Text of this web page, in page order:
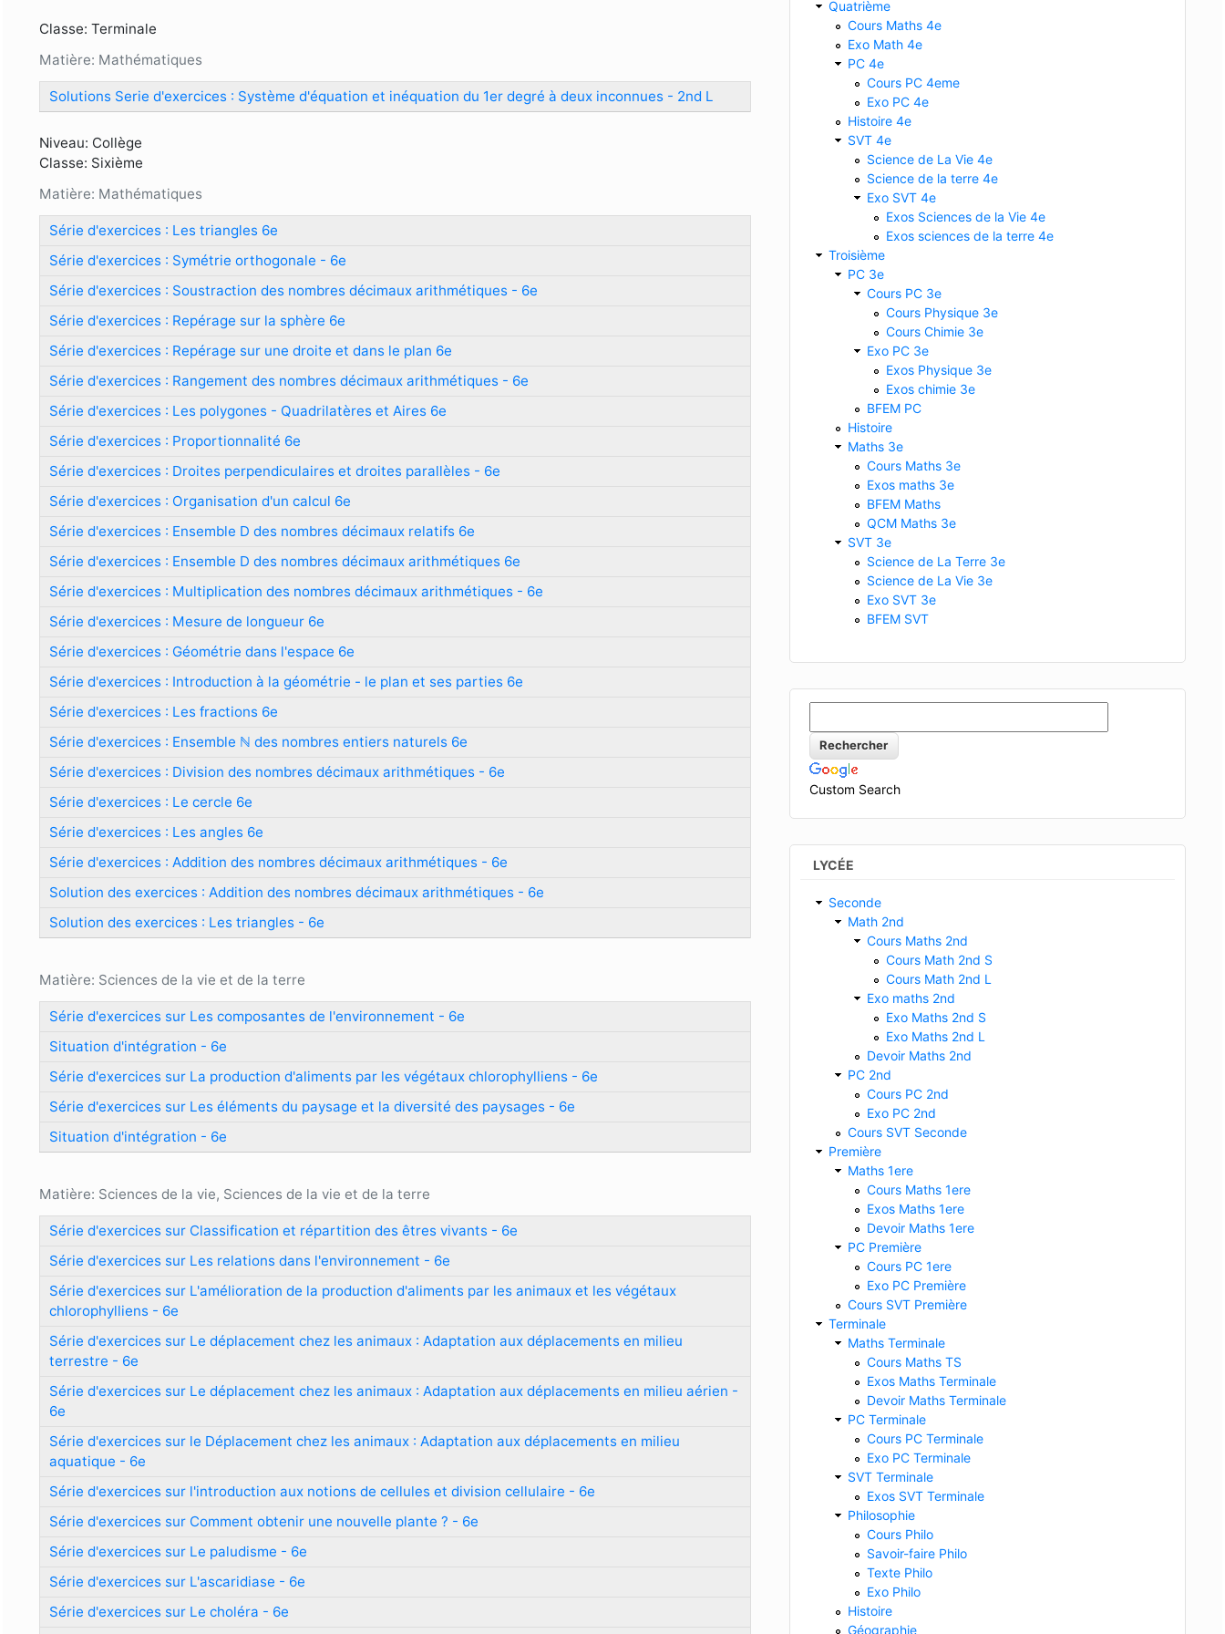
Classe: Terminale
Matière: Mathématiques
Solutions Serie d'exercices : Système d'équation et inéquation du 1er degré à deux inconnues - 2nd L
Niveau: Collège
Classe: Sixième
Matière: Mathématiques
Série d'exercices : Les triangles 6e
Série d'exercices : Symétrie orthogonale - 6e
Série d'exercices : Soustraction des nombres décimaux arithmétiques - 6e
Série d'exercices : Repérage sur la sphère 6e
Série d'exercices : Repérage sur une droite et dans le plan 6e
Série d'exercices : Rangement des nombres décimaux arithmétiques - 6e
Série d'exercices : Les polygones - Quadrilatères et Aires 6e
Série d'exercices : Proportionnalité 6e
Série d'exercices : Droites perpendiculaires et droites parallèles - 6e
Série d'exercices : Organisation d'un calcul 6e
Série d'exercices : Ensemble D des nombres décimaux relatifs 6e
Série d'exercices : Ensemble D des nombres décimaux arithmétiques 6e
Série d'exercices : Multiplication des nombres décimaux arithmétiques - 6e
Série d'exercices : Mesure de longueur 6e
Série d'exercices : Géométrie dans l'espace 6e
Série d'exercices : Introduction à la géométrie - le plan et ses parties 6e
Série d'exercices : Les fractions 6e
Série d'exercices : Ensemble ℕ des nombres entiers naturels 6e
Série d'exercices : Division des nombres décimaux arithmétiques - 6e
Série d'exercices : Le cercle 6e
Série d'exercices : Les angles 6e
Série d'exercices : Addition des nombres décimaux arithmétiques - 6e
Solution des exercices : Addition des nombres décimaux arithmétiques - 6e
Solution des exercices : Les triangles - 6e
Matière: Sciences de la vie et de la terre
Série d'exercices sur Les composantes de l'environnement - 6e
Situation d'intégration - 6e
Série d'exercices sur La production d'aliments par les végétaux chlorophylliens - 6e
Série d'exercices sur Les éléments du paysage et la diversité des paysages - 6e
Situation d'intégration - 6e
Matière: Sciences de la vie, Sciences de la vie et de la terre
Série d'exercices sur Classification et répartition des êtres vivants - 6e
Série d'exercices sur Les relations dans l'environnement - 6e
Série d'exercices sur L'amélioration de la production d'aliments par les animaux et les végétaux
chlorophylliens - 6e
Série d'exercices sur Le déplacement chez les animaux : Adaptation aux déplacements en milieu
terrestre - 6e
Série d'exercices sur Le déplacement chez les animaux : Adaptation aux déplacements en milieu aérien -
6e
Série d'exercices sur le Déplacement chez les animaux : Adaptation aux déplacements en milieu
aquatique - 6e
Série d'exercices sur l'introduction aux notions de cellules et division cellulaire - 6e
Série d'exercices sur Comment obtenir une nouvelle plante ? - 6e
Série d'exercices sur Le paludisme - 6e
Série d'exercices sur L'ascaridiase - 6e
Série d'exercices sur Le choléra - 6e
Quatrième
Cours Maths 4e
Exo Math 4e
PC 4e
Cours PC 4eme
Exo PC 4e
Histoire 4e
SVT 4e
Science de La Vie 4e
Science de la terre 4e
Exo SVT 4e
Exos Sciences de la Vie 4e
Exos sciences de la terre 4e
Troisième
PC 3e
Cours PC 3e
Cours Physique 3e
Cours Chimie 3e
Exo PC 3e
Exos Physique 3e
Exos chimie 3e
BFEM PC
Histoire
Maths 3e
Cours Maths 3e
Exos maths 3e
BFEM Maths
QCM Maths 3e
SVT 3e
Science de La Terre 3e
Science de La Vie 3e
Exo SVT 3e
BFEM SVT
Custom Search
LYCÉE
Seconde
Math 2nd
Cours Maths 2nd
Cours Math 2nd S
Cours Math 2nd L
Exo maths 2nd
Exo Maths 2nd S
Exo Maths 2nd L
Devoir Maths 2nd
PC 2nd
Cours PC 2nd
Exo PC 2nd
Cours SVT Seconde
Première
Maths 1ere
Cours Maths 1ere
Exos Maths 1ere
Devoir Maths 1ere
PC Première
Cours PC 1ere
Exo PC Première
Cours SVT Première
Terminale
Maths Terminale
Cours Maths TS
Exos Maths Terminale
Devoir Maths Terminale
PC Terminale
Cours PC Terminale
Exo PC Terminale
SVT Terminale
Exos SVT Terminale
Philosophie
Cours Philo
Savoir-faire Philo
Texte Philo
Exo Philo
Histoire
Géographie